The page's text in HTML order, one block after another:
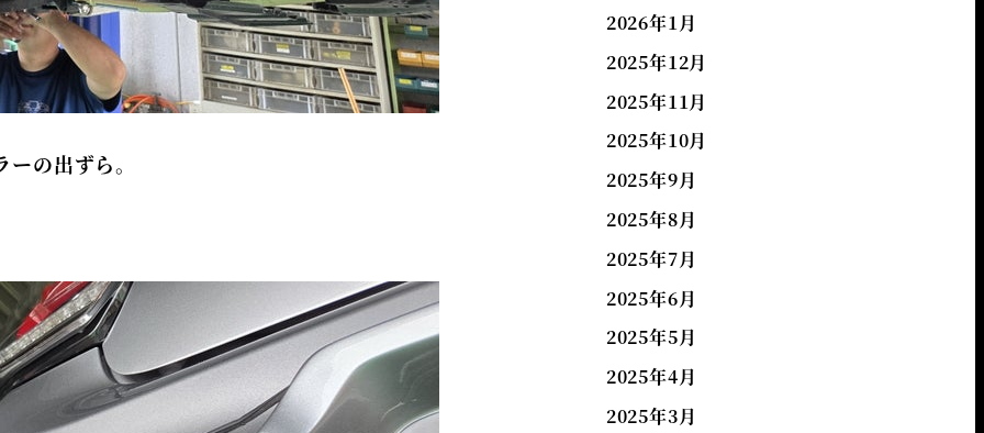
の出ずら。
2026年1月
2025年12月
2025年11月
2025年10月
2025年9月
2025年8月
2025年7月
2025年6月
2025年5月
2025年4月
2025年3月